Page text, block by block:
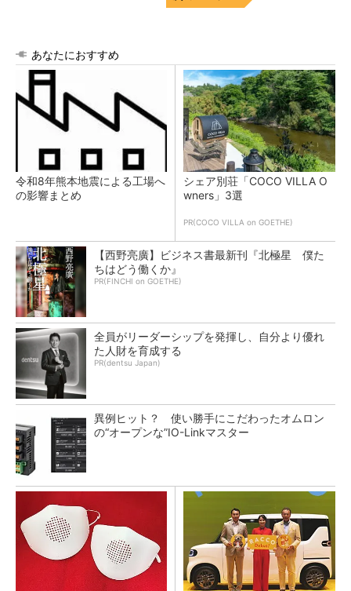
あなたにおすすめ
令和8年熊本地震による工場へ
の影響まとめ
シェア別荘「COCO VILLA O
wners」3選
PR(COCO VILLA on GOETHE)
【西野亮廣】ビジネス書最新刊『北極星 僕た
ちはどう働くか』
PR(FINCHI on GOETHE)
全員がリーダーシップを発揮し、自分より優れ
た人財を育成する
PR(dentsu Japan)
異例ヒット？ 使い勝手にこだわったオムロン
の“オープンな”IO-Linkマスター